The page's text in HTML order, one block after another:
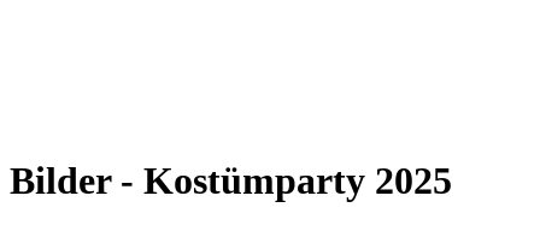
Bilder - Kostümparty 2025